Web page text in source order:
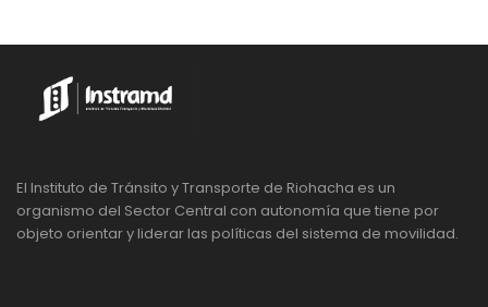
El Instituto de Tránsito y Transporte de Riohacha es un
organismo del Sector Central con autonomía que tiene por
objeto orientar y liderar las políticas del sistema de movilidad.